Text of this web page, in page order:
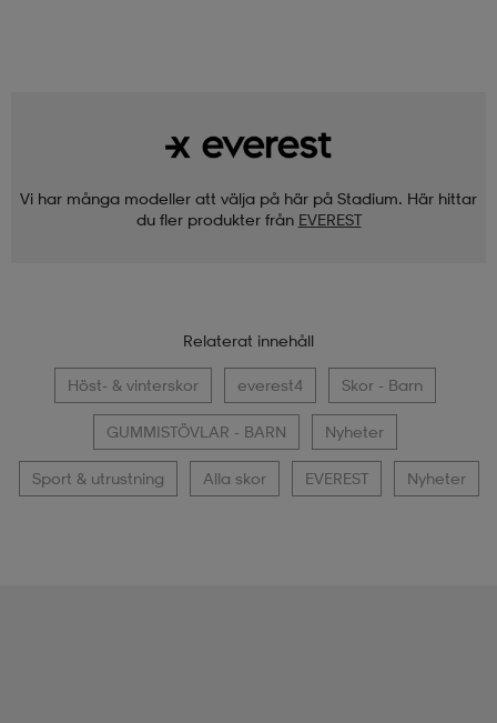
Vi har många modeller att välja på här på Stadium. Här hittar
du fler produkter från EVEREST
Relaterat innehåll
Höst- & vinterskor everest4 Skor - Barn
GUMMISTÖVLAR - BARN Nyheter
Sport & utrustning Alla skor EVEREST Nyheter